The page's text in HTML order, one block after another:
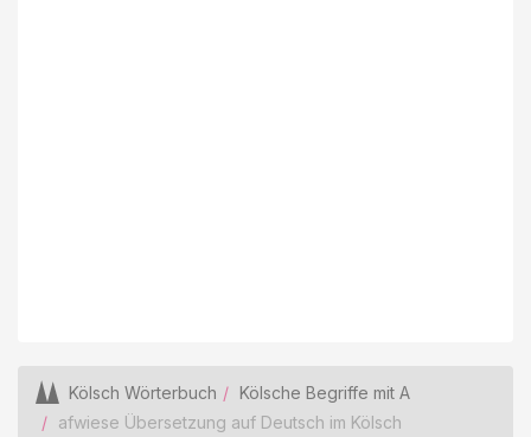
Kölsch Wörterbuch
Kölsche Begriffe mit A
afwiese Übersetzung auf Deutsch im Kölsch